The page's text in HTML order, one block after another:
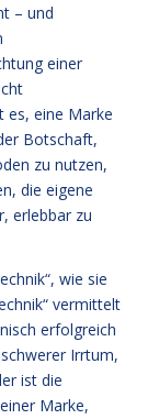
– und
einer
es, eine Marke
Botschaft,
zu nutzen,
die eigene
erlebbar zu
wie sie
vermittelt
erfolgreich
Irrtum,
ist die
Marke,